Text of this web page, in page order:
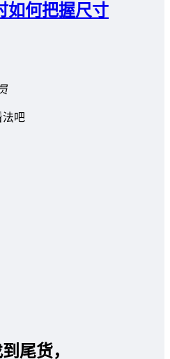
如何把握尺寸
法吧
尾货，